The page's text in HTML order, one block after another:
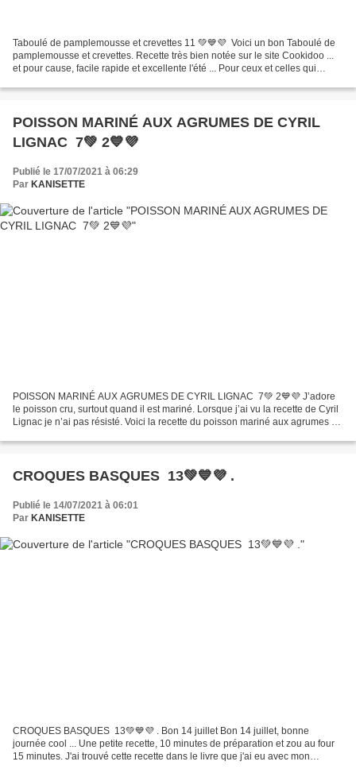
Taboulé de pamplemousse et crevettes 11 💚💙💜 Voici un bon Taboulé de
pamplemousse et crevettes. Recette très bien notée sur le site Cookidoo ...
et pour cause, facile rapide et excellente l'été ... Pour ceux et celles qui
POISSON MARINÉ AUX AGRUMES DE CYRIL
LIGNAC 7💚 2💙💜
Publié le 17/07/2021 à 06:29
Par KANISETTE
POISSON MARINÉ AUX AGRUMES DE CYRIL LIGNAC 7💚 2💙💜 J’adore
le poisson cru, surtout quand il est mariné. Lorsque j’ai vu la recette de Cyril
Lignac je n’ai pas résisté. Voici la recette du poisson mariné aux agrumes de
CROQUES BASQUES 13💚💙💜 .
Publié le 14/07/2021 à 06:01
Par KANISETTE
CROQUES BASQUES 13💚💙💜 . Bon 14 juillet Bon 14 juillet, bonne
journée cool ... Une petite recette, 10 minutes de préparation et zou au four
15 minutes. J'ai trouvé cette recette dans le livre que j'ai eu avec mon